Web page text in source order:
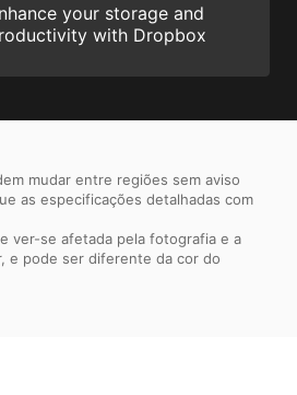
your storage and
with Dropbox
mudar entre regiões sem aviso
as especificações detalhadas com
ver-se afetada pela fotografia e a
e pode ser diferente da cor do